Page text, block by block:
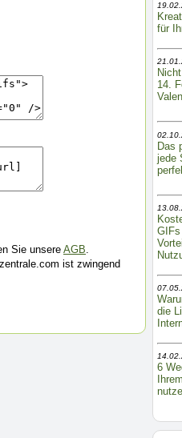
Sie unsere AGB.
ist zwingend
für
14.
Das
jede
GIFs
die
6